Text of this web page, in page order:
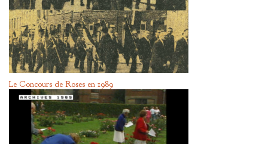
Le Concours de Roses en 1989